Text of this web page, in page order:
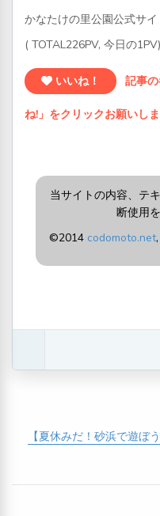
かなたけの里公園公式サ
( TOTAL226PV, 今日の1PV)
いいね！ 記事
ね!」をクリックお願いし
当サイトの内容、テ
断使用
©2014 codomoto.net
【夏休みだ！砂浜で遊ぼ